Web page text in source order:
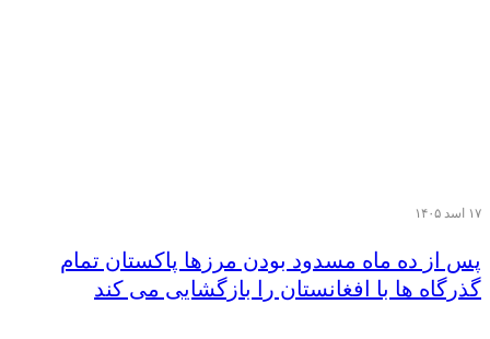
۱۷ اسد ۱۴۰۵
پس از ده ماه مسدود بودن مرزها پاکستان تمام
گذرگاه ها با افغانستان را بازگشایی می کند